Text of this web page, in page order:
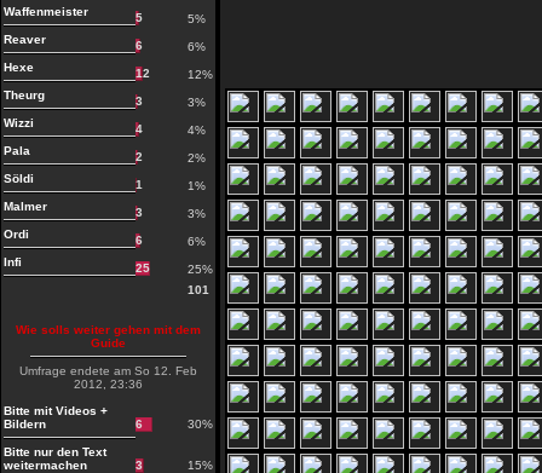
Waffenmeister
5
5%
Reaver
6
6%
Hexe
12
12%
Theurg
3
3%
Wizzi
4
4%
Pala
2
2%
Söldi
1
1%
Malmer
3
3%
Ordi
6
6%
Infi
25
25%
101
Wie solls weiter gehen mit dem
Guide
Umfrage endete am So 12. Feb
2012, 23:36
Bitte mit Videos +
Bildern
6 30%
Bitte nur den Text
weitermachen
3 15%